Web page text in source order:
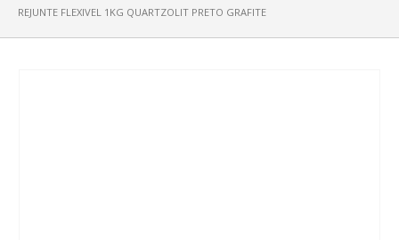
REJUNTE FLEXIVEL 1KG QUARTZOLIT PRETO GRAFITE